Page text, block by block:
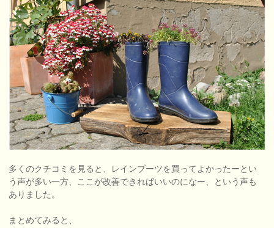
多くのクチコミを見ると、レインブーツを買ってよかったーとい
う声が多い一方、ここが改善できればいいのになー、という声も
ありました。
まとめてみると、